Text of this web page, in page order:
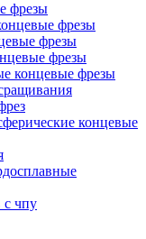
фрезы
фрезы
фрезы
фрезы
концевые фрезы
концевые
с чпу